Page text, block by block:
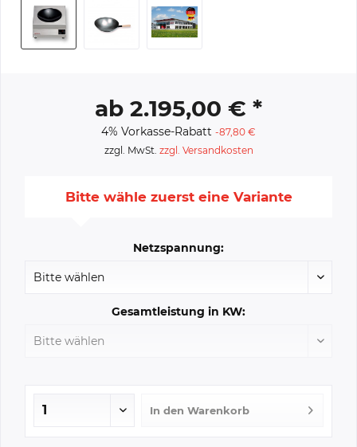
ab 2.195,00 € *
4% Vorkasse-Rabatt -87,80 €
zzgl. MwSt. zzgl. Versandkosten
Bitte wähle zuerst eine Variante
Netzspannung:
Gesamtleistung in KW:
In den Warenkorb